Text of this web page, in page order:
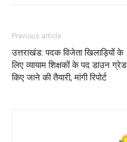
Previous article
उत्तराखंड: पदक विजेता खिलाड़ियों के
लिए व्यायाम शिक्षकों के पद डाउन ग्रेड
किए जाने की तैयारी, मांगी रिपोर्ट